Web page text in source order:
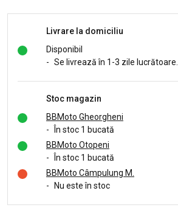
Livrare la domiciliu
Disponibil
- Se livrează în 1-3 zile lucrătoare.
Stoc magazin
BBMoto Gheorgheni
-
În stoc 1 bucată
BBMoto Otopeni
-
În stoc 1 bucată
BBMoto Câmpulung M.
-
Nu este în stoc